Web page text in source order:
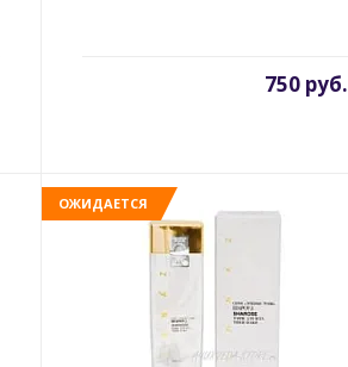
750 руб.
ОЖИДАЕТСЯ